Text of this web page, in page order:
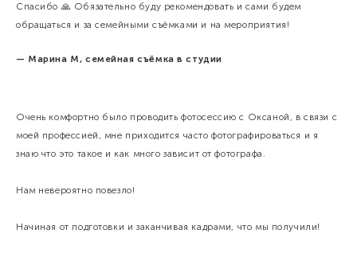
Спасибо 🙏 Обязательно буду рекомендовать и сами будем
обращаться и за семейными съёмками и на мероприятия!
— Марина М, семейная съёмка в студии
Очень комфортно было проводить фотосессию с Оксаной, в связи с
моей профессией, мне приходится часто фотографироваться и я
знаю что это такое и как много зависит от фотографа.
Нам невероятно повезло!
Начиная от подготовки и заканчивая кадрами, что мы получили!